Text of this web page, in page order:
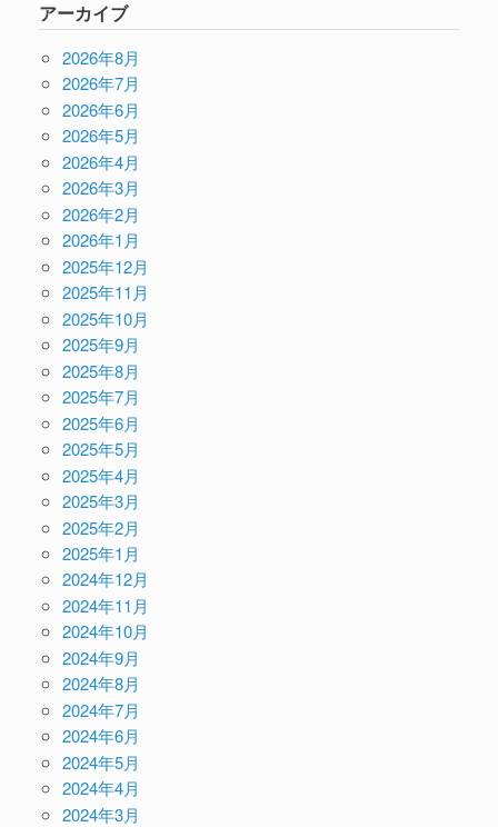
アーカイブ
2026年8月
2026年7月
2026年6月
2026年5月
2026年4月
2026年3月
2026年2月
2026年1月
2025年12月
2025年11月
2025年10月
2025年9月
2025年8月
2025年7月
2025年6月
2025年5月
2025年4月
2025年3月
2025年2月
2025年1月
2024年12月
2024年11月
2024年10月
2024年9月
2024年8月
2024年7月
2024年6月
2024年5月
2024年4月
2024年3月